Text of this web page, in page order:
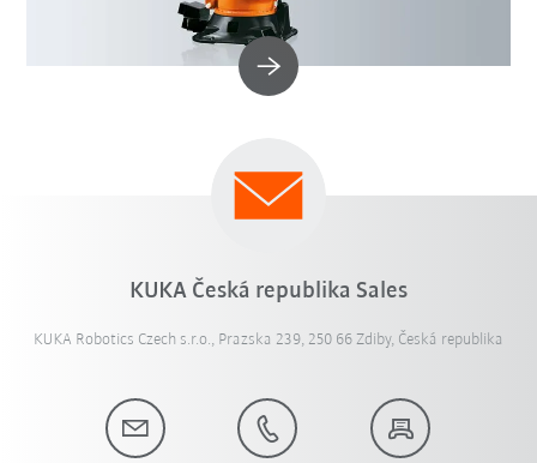
KUKA Česká republika Sales
KUKA Robotics Czech s.r.o., Prazska 239, 250 66 Zdiby, Česká republika